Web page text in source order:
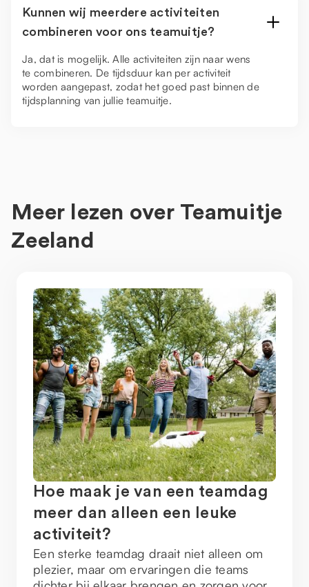
Kunnen wij meerdere activiteiten
combineren voor ons teamuitje?
Ja, dat is mogelijk. Alle activiteiten zijn naar wens
te combineren. De tijdsduur kan per activiteit
worden aangepast, zodat het goed past binnen de
tijdsplanning van jullie teamuitje.
Meer lezen over Teamuitje
Zeeland
Hoe maak je van een teamdag
meer dan alleen een leuke
activiteit?
Een sterke teamdag draait niet alleen om
plezier, maar om ervaringen die teams